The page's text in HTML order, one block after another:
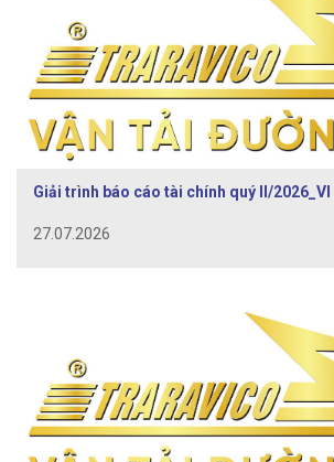
Giải trình báo cáo tài chính quý II/2026_VI
27.07.2026